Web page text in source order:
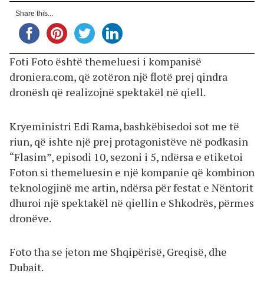
Share this...
Foti Foto është themeluesi i kompanisë
droniera.com, që zotëron një flotë prej qindra
dronësh që realizojnë spektakël në qiell.
Kryeministri Edi Rama, bashkëbisedoi sot me të
riun, që ishte një prej protagonistëve në podkasin
“Flasim”, episodi 10, sezoni i 5, ndërsa e etiketoi
Foton si themeluesin e një kompanie që kombinon
teknologjinë me artin, ndërsa për festat e Nëntorit
dhuroi një spektakël në qiellin e Shkodrës, përmes
dronëve.
Foto tha se jeton me Shqipërisë, Greqisë, dhe
Dubait.